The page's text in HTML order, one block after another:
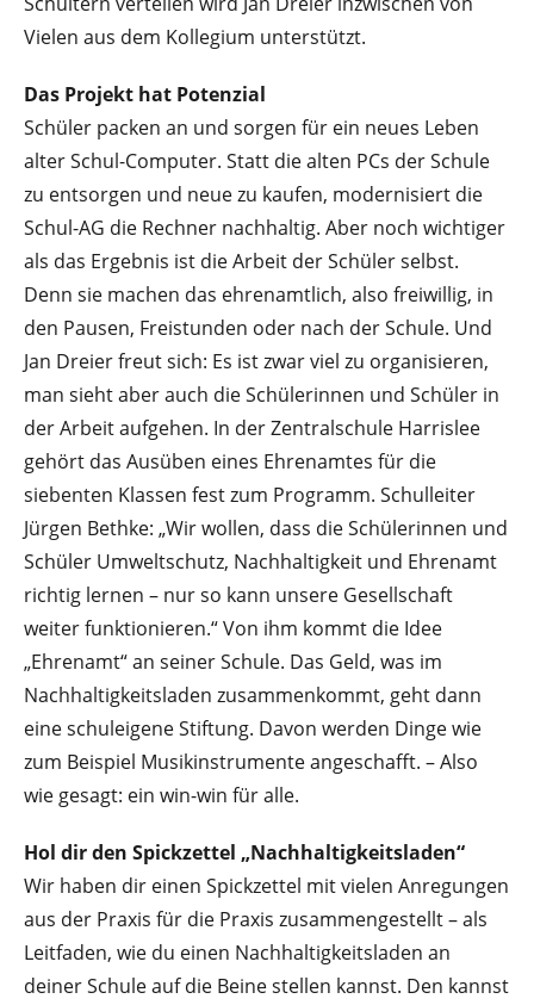
Vielen aus dem Kollegium unterstützt.
Das Projekt hat Potenzial
Schüler packen an und sorgen für ein neues Leben
alter Schul-Computer. Statt die alten PCs der Schule
zu entsorgen und neue zu kaufen, modernisiert die
Schul-AG die Rechner nachhaltig. Aber noch wichtiger
als das Ergebnis ist die Arbeit der Schüler selbst.
Denn sie machen das ehrenamtlich, also freiwillig, in
den Pausen, Freistunden oder nach der Schule. Und
Jan Dreier freut sich: Es ist zwar viel zu organisieren,
man sieht aber auch die Schülerinnen und Schüler in
der Arbeit aufgehen. In der Zentralschule Harrislee
gehört das Ausüben eines Ehrenamtes für die
siebenten Klassen fest zum Programm. Schulleiter
Jürgen Bethke: „Wir wollen, dass die Schülerinnen und
Schüler Umweltschutz, Nachhaltigkeit und Ehrenamt
richtig lernen – nur so kann unsere Gesellschaft
weiter funktionieren.“ Von ihm kommt die Idee
„Ehrenamt“ an seiner Schule. Das Geld, was im
Nachhaltigkeitsladen zusammenkommt, geht dann
eine schuleigene Stiftung. Davon werden Dinge wie
zum Beispiel Musikinstrumente angeschafft. – Also
wie gesagt: ein win-win für alle.
Hol dir den Spickzettel „Nachhaltigkeitsladen“
Wir haben dir einen Spickzettel mit vielen Anregungen
aus der Praxis für die Praxis zusammengestellt – als
Leitfaden, wie du einen Nachhaltigkeitsladen an
deiner Schule auf die Beine stellen kannst. Den kannst